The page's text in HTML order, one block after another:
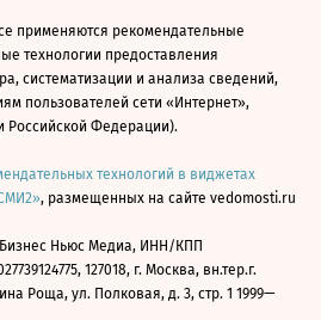
применяются рекомендательные
технологии предоставления
систематизации и анализа сведений,
пользователей сети «Интернет»,
Российской Федерации).
технологий в виджетах
, размещенных на сайте vedomosti.ru
Ньюс Медиа, ИНН/КПП
127018, г. Москва, вн.тер.г.
Роща, ул. Полковая, д. 3, стр. 1 1999—